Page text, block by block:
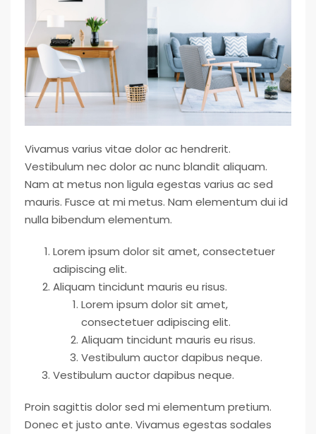
Vivamus varius vitae dolor ac hendrerit.
Vestibulum nec dolor ac nunc blandit aliquam.
Nam at metus non ligula egestas varius ac sed
mauris. Fusce at mi metus. Nam elementum dui id
nulla bibendum elementum.
Lorem ipsum dolor sit amet, consectetuer
adipiscing elit.
Aliquam tincidunt mauris eu risus.
Lorem ipsum dolor sit amet,
consectetuer adipiscing elit.
Aliquam tincidunt mauris eu risus.
Vestibulum auctor dapibus neque.
Vestibulum auctor dapibus neque.
Proin sagittis dolor sed mi elementum pretium.
Donec et justo ante. Vivamus egestas sodales